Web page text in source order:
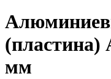
(пластина)
мм